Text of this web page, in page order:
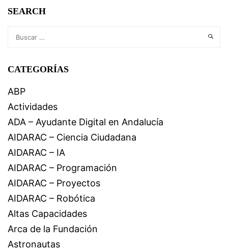
SEARCH
CATEGORÍAS
ABP
Actividades
ADA – Ayudante Digital en Andalucía
AIDARAC – Ciencia Ciudadana
AIDARAC – IA
AIDARAC – Programación
AIDARAC – Proyectos
AIDARAC – Robótica
Altas Capacidades
Arca de la Fundación
Astronautas